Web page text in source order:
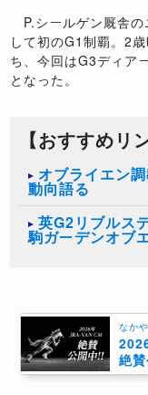
P.シールゲン厩舎の
して初のG1制覇。2
ち、今回はG3ディア
となった。
【おすすめリ
オブライエン
動向語る
英G2リブルス
駒ガーデンオブ
なか
絶賛